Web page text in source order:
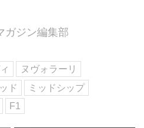
読み
の特集「最新国産車大全
」では、世界が揺らぐ時代
進化する日本車の現在地を総
日産エルグランド・プロトタ
やマツ...
ガジン編集部
ヌヴォラーリ
ド
ミッドシップ
F1